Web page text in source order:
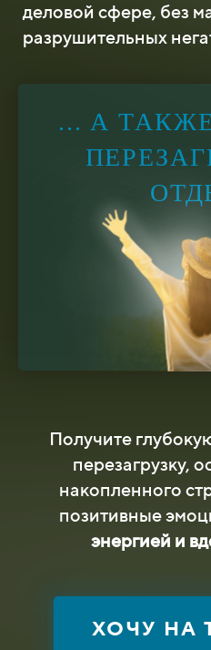
деловой сфере, без
разрушительных
... А
Получите
перезагрузку,
накопленного
позитивные
энергией и
ХОЧУ НА